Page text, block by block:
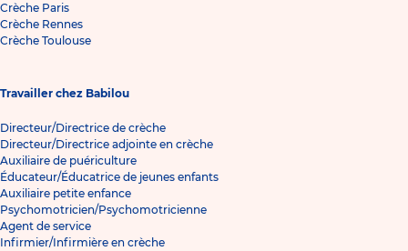
Crèche Paris
Crèche Rennes
Crèche Toulouse
Travailler chez Babilou
Directeur/Directrice de crèche
Directeur/Directrice adjointe en crèche
Auxiliaire de puériculture
Éducateur/Éducatrice de jeunes enfants
Auxiliaire petite enfance
Psychomotricien/Psychomotricienne
Agent de service
Infirmier/Infirmière en crèche